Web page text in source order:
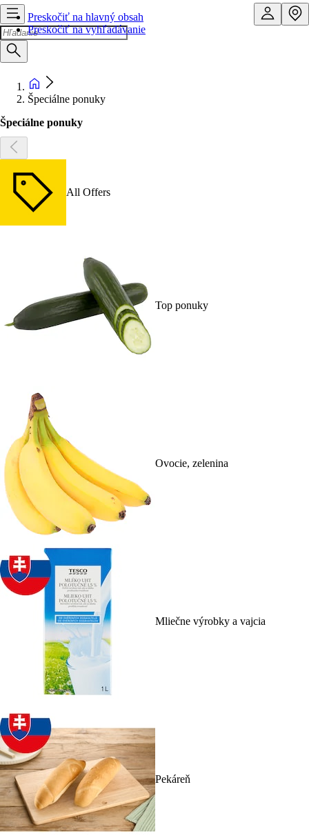
Preskočiť na hlavný obsah
Preskočiť na vyhľadávanie
Špeciálne ponuky
Špeciálne ponuky
All Offers
Top ponuky
Ovocie, zelenina
Mliečne výrobky a vajcia
Pekáreň